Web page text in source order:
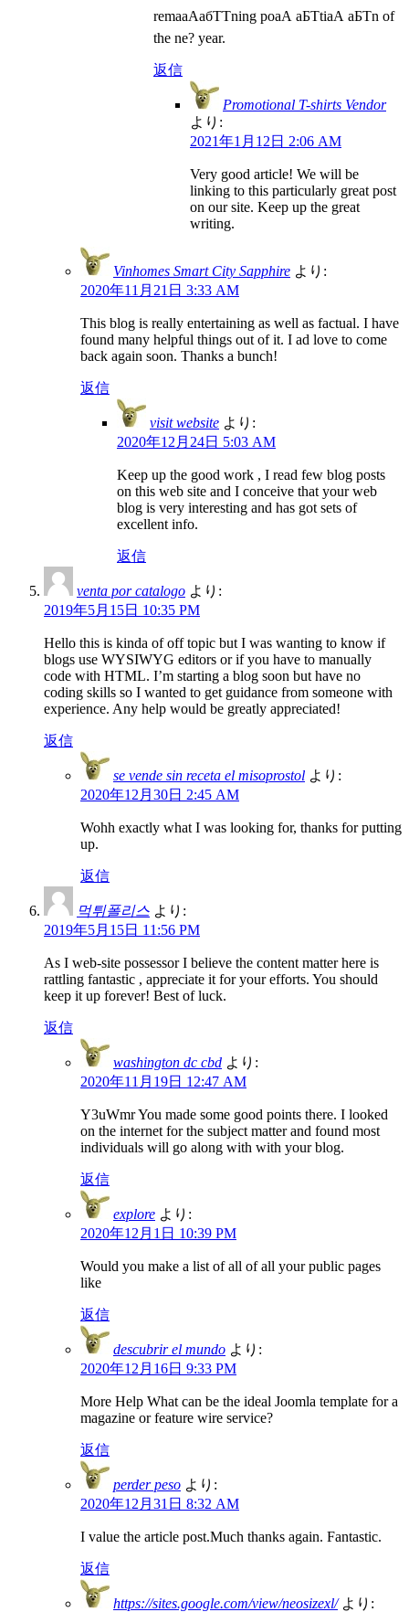
remaаАабТТning poаА аБТtiаА аБТn of
the ne? year.
返信
Promotional T-shirts Vendor
より:
2021年1月12日 2:06 AM
Very good article! We will be
linking to this particularly great post
on our site. Keep up the great
writing.
Vinhomes Smart City Sapphire より:
2020年11月21日 3:33 AM
This blog is really entertaining as well as factual. I have
found many helpful things out of it. I ad love to come
back again soon. Thanks a bunch!
返信
visit website より:
2020年12月24日 5:03 AM
Keep up the good work , I read few blog posts
on this web site and I conceive that your web
blog is very interesting and has got sets of
excellent info.
返信
venta por catalogo より:
2019年5月15日 10:35 PM
Hello this is kinda of off topic but I was wanting to know if
blogs use WYSIWYG editors or if you have to manually
code with HTML. I’m starting a blog soon but have no
coding skills so I wanted to get guidance from someone with
experience. Any help would be greatly appreciated!
返信
se vende sin receta el misoprostol より:
2020年12月30日 2:45 AM
Wohh exactly what I was looking for, thanks for putting
up.
返信
먹튀폴리스 より:
2019年5月15日 11:56 PM
As I web-site possessor I believe the content matter here is
rattling fantastic , appreciate it for your efforts. You should
keep it up forever! Best of luck.
返信
washington dc cbd より:
2020年11月19日 12:47 AM
Y3uWmr You made some good points there. I looked
on the internet for the subject matter and found most
individuals will go along with with your blog.
返信
explore より:
2020年12月1日 10:39 PM
Would you make a list of all of all your public pages
like
返信
descubrir el mundo より:
2020年12月16日 9:33 PM
More Help What can be the ideal Joomla template for a
magazine or feature wire service?
返信
perder peso より:
2020年12月31日 8:32 AM
I value the article post.Much thanks again. Fantastic.
返信
https://sites.google.com/view/neosizexl/ より: